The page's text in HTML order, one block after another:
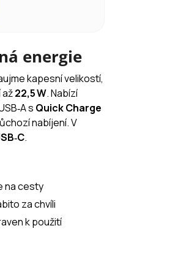
energie
kapesní velikostí,
22,5 W. Nabízí
s Quick Charge
nabíjení. V
.
na cesty
za chvíli
k použití